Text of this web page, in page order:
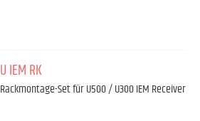
U IEM RK
Rackmontage-Set für U500 / U300 IEM Receiver